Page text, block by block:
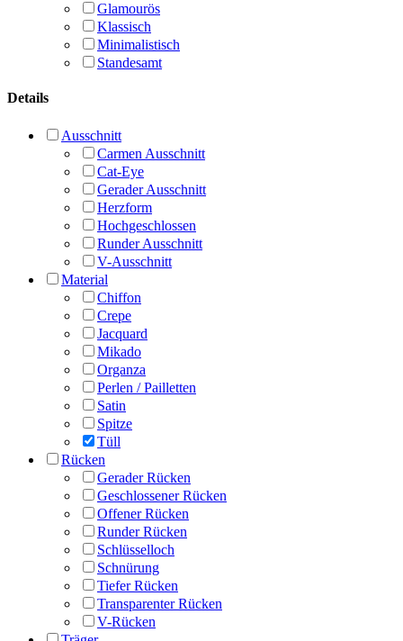
Glamourös
Klassisch
Minimalistisch
Standesamt
Details
Ausschnitt
Carmen Ausschnitt
Cat-Eye
Gerader Ausschnitt
Herzform
Hochgeschlossen
Runder Ausschnitt
V-Ausschnitt
Material
Chiffon
Crepe
Jacquard
Mikado
Organza
Perlen / Pailletten
Satin
Spitze
Tüll
Rücken
Gerader Rücken
Geschlossener Rücken
Offener Rücken
Runder Rücken
Schlüsselloch
Schnürung
Tiefer Rücken
Transparenter Rücken
V-Rücken